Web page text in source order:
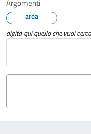
Argomenti
area
digita qui quello che vuoi